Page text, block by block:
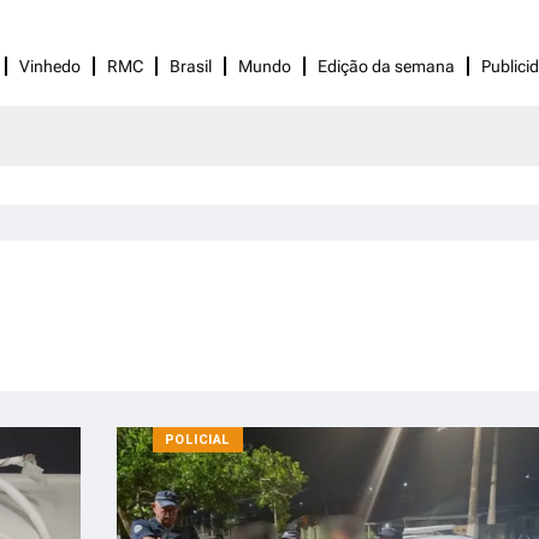
Vinhedo RMC Brasil Mundo Edição da semana
POLICIAL